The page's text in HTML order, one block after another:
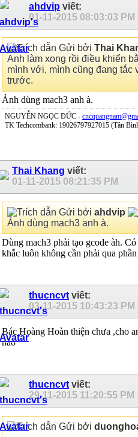
ahdvip viết:
01-11-2015 08:03:03 PM
Gửi bởi Thai
Anh làm xong rồi điều khiển
mình với, mình cũng đang tắc
trước.
Ảnh dùng mach3 anh à.
NGUYỄN NGỌC ĐỨC -
TK Techcombank: 19026797927015 (Tân
Thai Khang viết:
01-11-2015 08:21:35 PM
Gửi bởi ahdvip
Ảnh dùng mach3 anh à.
Dùng mach3 phải tạo gcode àh.
khắc luôn không cần phải qua
thucncvt viết:
03-11-2015 10:43:23 PM
Bác Hoàng Hoàn thiện chưa ,cho
nào
thucncvtviết:
29-11-2015 11:20:55 PM
Gửi bởi